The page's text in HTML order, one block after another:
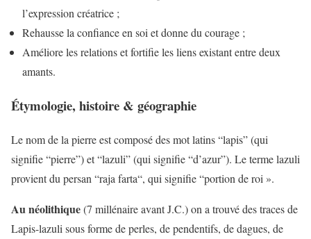
l’expression créatrice ;
Rehausse la confiance en soi et donne du courage ;
Améliore les relations et fortifie les liens existant entre deux
amants.
Étymologie, histoire & géographie
Le nom de la pierre est composé des mot latins “lapis” (qui
signifie “pierre”) et “lazuli” (qui signifie “d’azur”). Le terme lazuli
provient du persan “raja farta“, qui signifie “portion de roi ».
Au néolithique(7 millénaire avant J.C.) on a trouvé des traces de
Lapis-lazuli sous forme de perles, de pendentifs, de dagues, de